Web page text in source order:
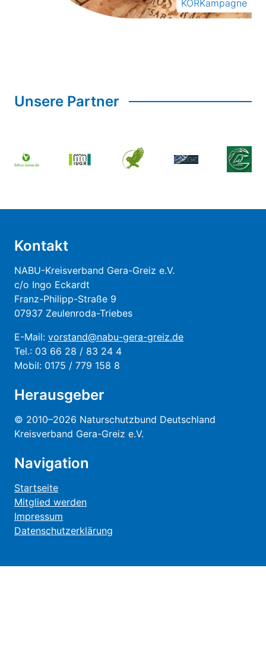
KORKampagne
Unsere Partner
Kontakt
NABU-Kreisverband Gera-Greiz e.V.
c/o Ingo Eckardt
Franz-Philipp-Straße 9
07937 Zeulenroda-Triebes
E-Mail: vorstand@nabu-gera-greiz.de
Tel.: 03 66 28 / 83 24 4
Mobil: 0175 / 779 158 8
Herausgeber
© 2010–2026 Naturschutzbund Deutschland
Kreisverband Gera-Greiz e.V.
Navigation
Startseite
Mitglied werden
Impressum
Datenschutzerklärung